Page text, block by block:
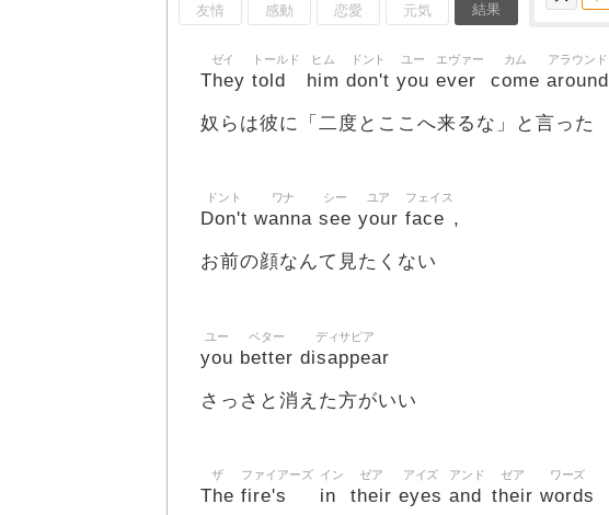
友情 感動 恋愛 元気 結果
They
ゼイ
told
トールド
him
ヒム
don't
ドント
you
ユー
ever
エヴァー
come
カム
around
アラウンド
奴らは彼に「二度とここへ来るな」と言った
Don't
ドント
wanna
ワナ
see
シー
your
ユア
face
フェイス
,
お前の顔なんて見たくない
you
ユー
better
ベター
disappear
ディサピア
さっさと消えた方がいい
The
ザ
fire's
ファイアーズ
in
イン
their
ゼア
eyes
アイズ
and
アンド
their
ゼア
words
ワーズ